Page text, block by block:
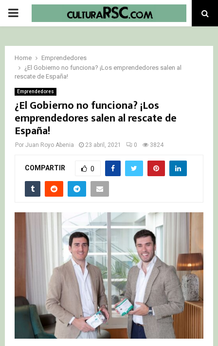
PRIMARY
Home
Emprendedores
¿El Gobierno no funciona? ¡Los emprendedores salen al
rescate de España!
Emprendedores
¿El Gobierno no funciona? ¡Los
emprendedores salen al rescate de
España!
Por Juan Royo Abenia 23 abril, 2021 0 3824
COMPARTIR 0